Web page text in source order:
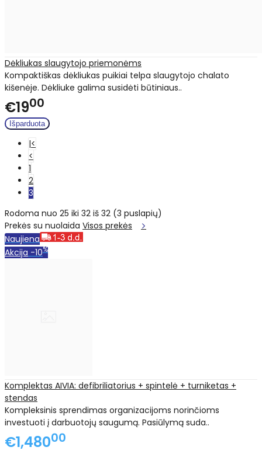
Dėkliukas slaugytojo priemonėms
Kompaktiškas dėkliukas puikiai telpa slaugytojo chalato
kišenėje. Dėkliuke galima susidėti būtiniaus..
€1900
|<
<
1
2
3
Rodoma nuo 25 iki 32 iš 32 (3 puslapių)
Prekės su nuolaida Visos prekės
Naujiena
Akcija -10%
Komplektas AIVIA: defibriliatorius + spintelė + turniketas +
stendas
Kompleksinis sprendimas organizacijoms norinčioms
investuoti į darbuotojų saugumą. Pasiūlymą suda..
€1,48000